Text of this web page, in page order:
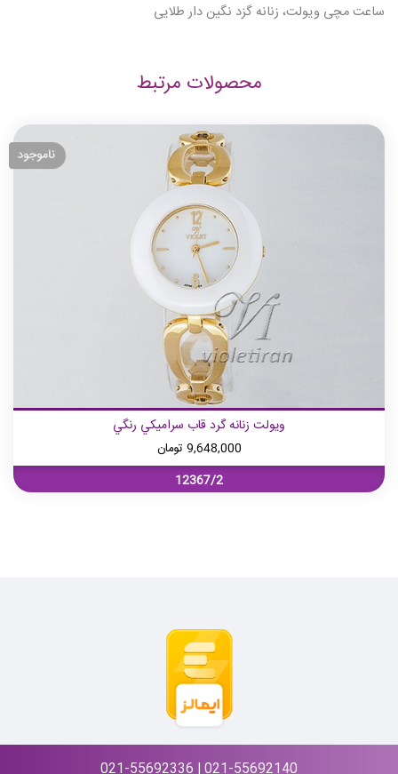
ساعت مچی ویولت، زنانه گزد نگین دار طلایی
محصولات مرتبط
ويولت زنانه گرد قاب سراميكي رنگي
9,648,000 تومان
12367/2
021-55692336 | 021-55692140